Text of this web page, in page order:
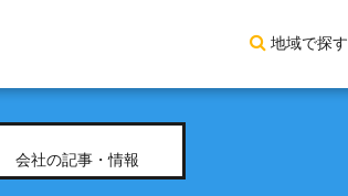
地域で探す
会社の記事・情報